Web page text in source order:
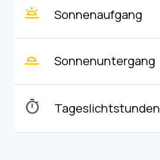
wb_twilight Sonnenaufgang
wb_twilight_2 Sonnenuntergang
timer Tageslichtstunden